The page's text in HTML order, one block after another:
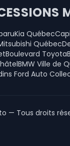
Kia Québec
Québec
Boulevard Toyota
BMW Ville de
Ford Auto
— Tous droits